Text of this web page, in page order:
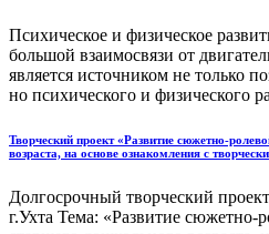
Психическое и физическое
большой взаимосвязи от
является источником не только
но психического и физического
Творческий проект «Развитие сюжетно-
возраста, на основе ознакомления с
Долгосрочный творческий
г.Ухта Тема: «Развитие сюжетно-